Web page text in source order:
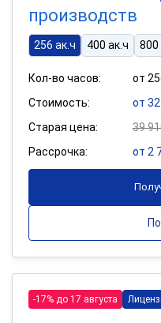
производств
256 ак.ч 400 ак.ч 800
Кол-во часов:
от
Стоимость:
от 32
Старая цена:
39
Рассрочка:
от 2
-17% до 17 августа